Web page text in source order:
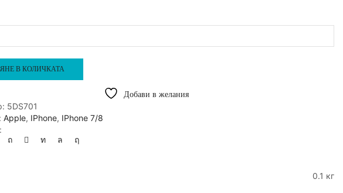
В КОЛИЧКАТА
Добави в желания
5DS701
Apple, IPhone, IPhone 7/8
0.1 кг